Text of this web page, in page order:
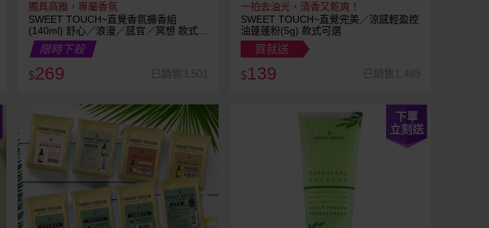
獨具高雅，專屬香氛
SWEET TOUCH~直覺香氛擴香組
(140ml) 舒心／浪漫／感官／冥想 款式可
選
限時下殺
$269 已銷售3,501
一拍去油光，清香又乾爽！
SWEET TOUCH~直覺完美／涼感輕盈控
油蓬蓬粉(5g) 款式可選
買就送
$139 已銷售1,489
下單
立刻送